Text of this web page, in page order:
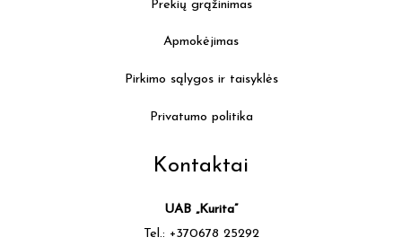
Prekių grąžinimas
Apmokėjimas
Pirkimo sąlygos ir taisyklės
Privatumo politika
Kontaktai
UAB „Kurita”
Tel.: +370678 25292